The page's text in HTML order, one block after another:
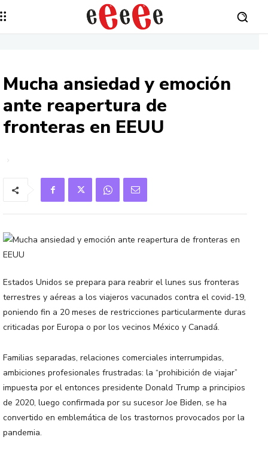
Mucha ansiedad y emoción
ante reapertura de
fronteras en EEUU
Estados Unidos se prepara para reabrir el lunes sus fronteras
terrestres y aéreas a los viajeros vacunados contra el covid-19,
poniendo fin a 20 meses de restricciones particularmente duras
criticadas por Europa o por los vecinos México y Canadá.
Familias separadas, relaciones comerciales interrumpidas,
ambiciones profesionales frustradas: la “prohibición de viajar”
impuesta por el entonces presidente Donald Trump a principios
de 2020, luego confirmada por su sucesor Joe Biden, se ha
convertido en emblemática de los trastornos provocados por la
pandemia.